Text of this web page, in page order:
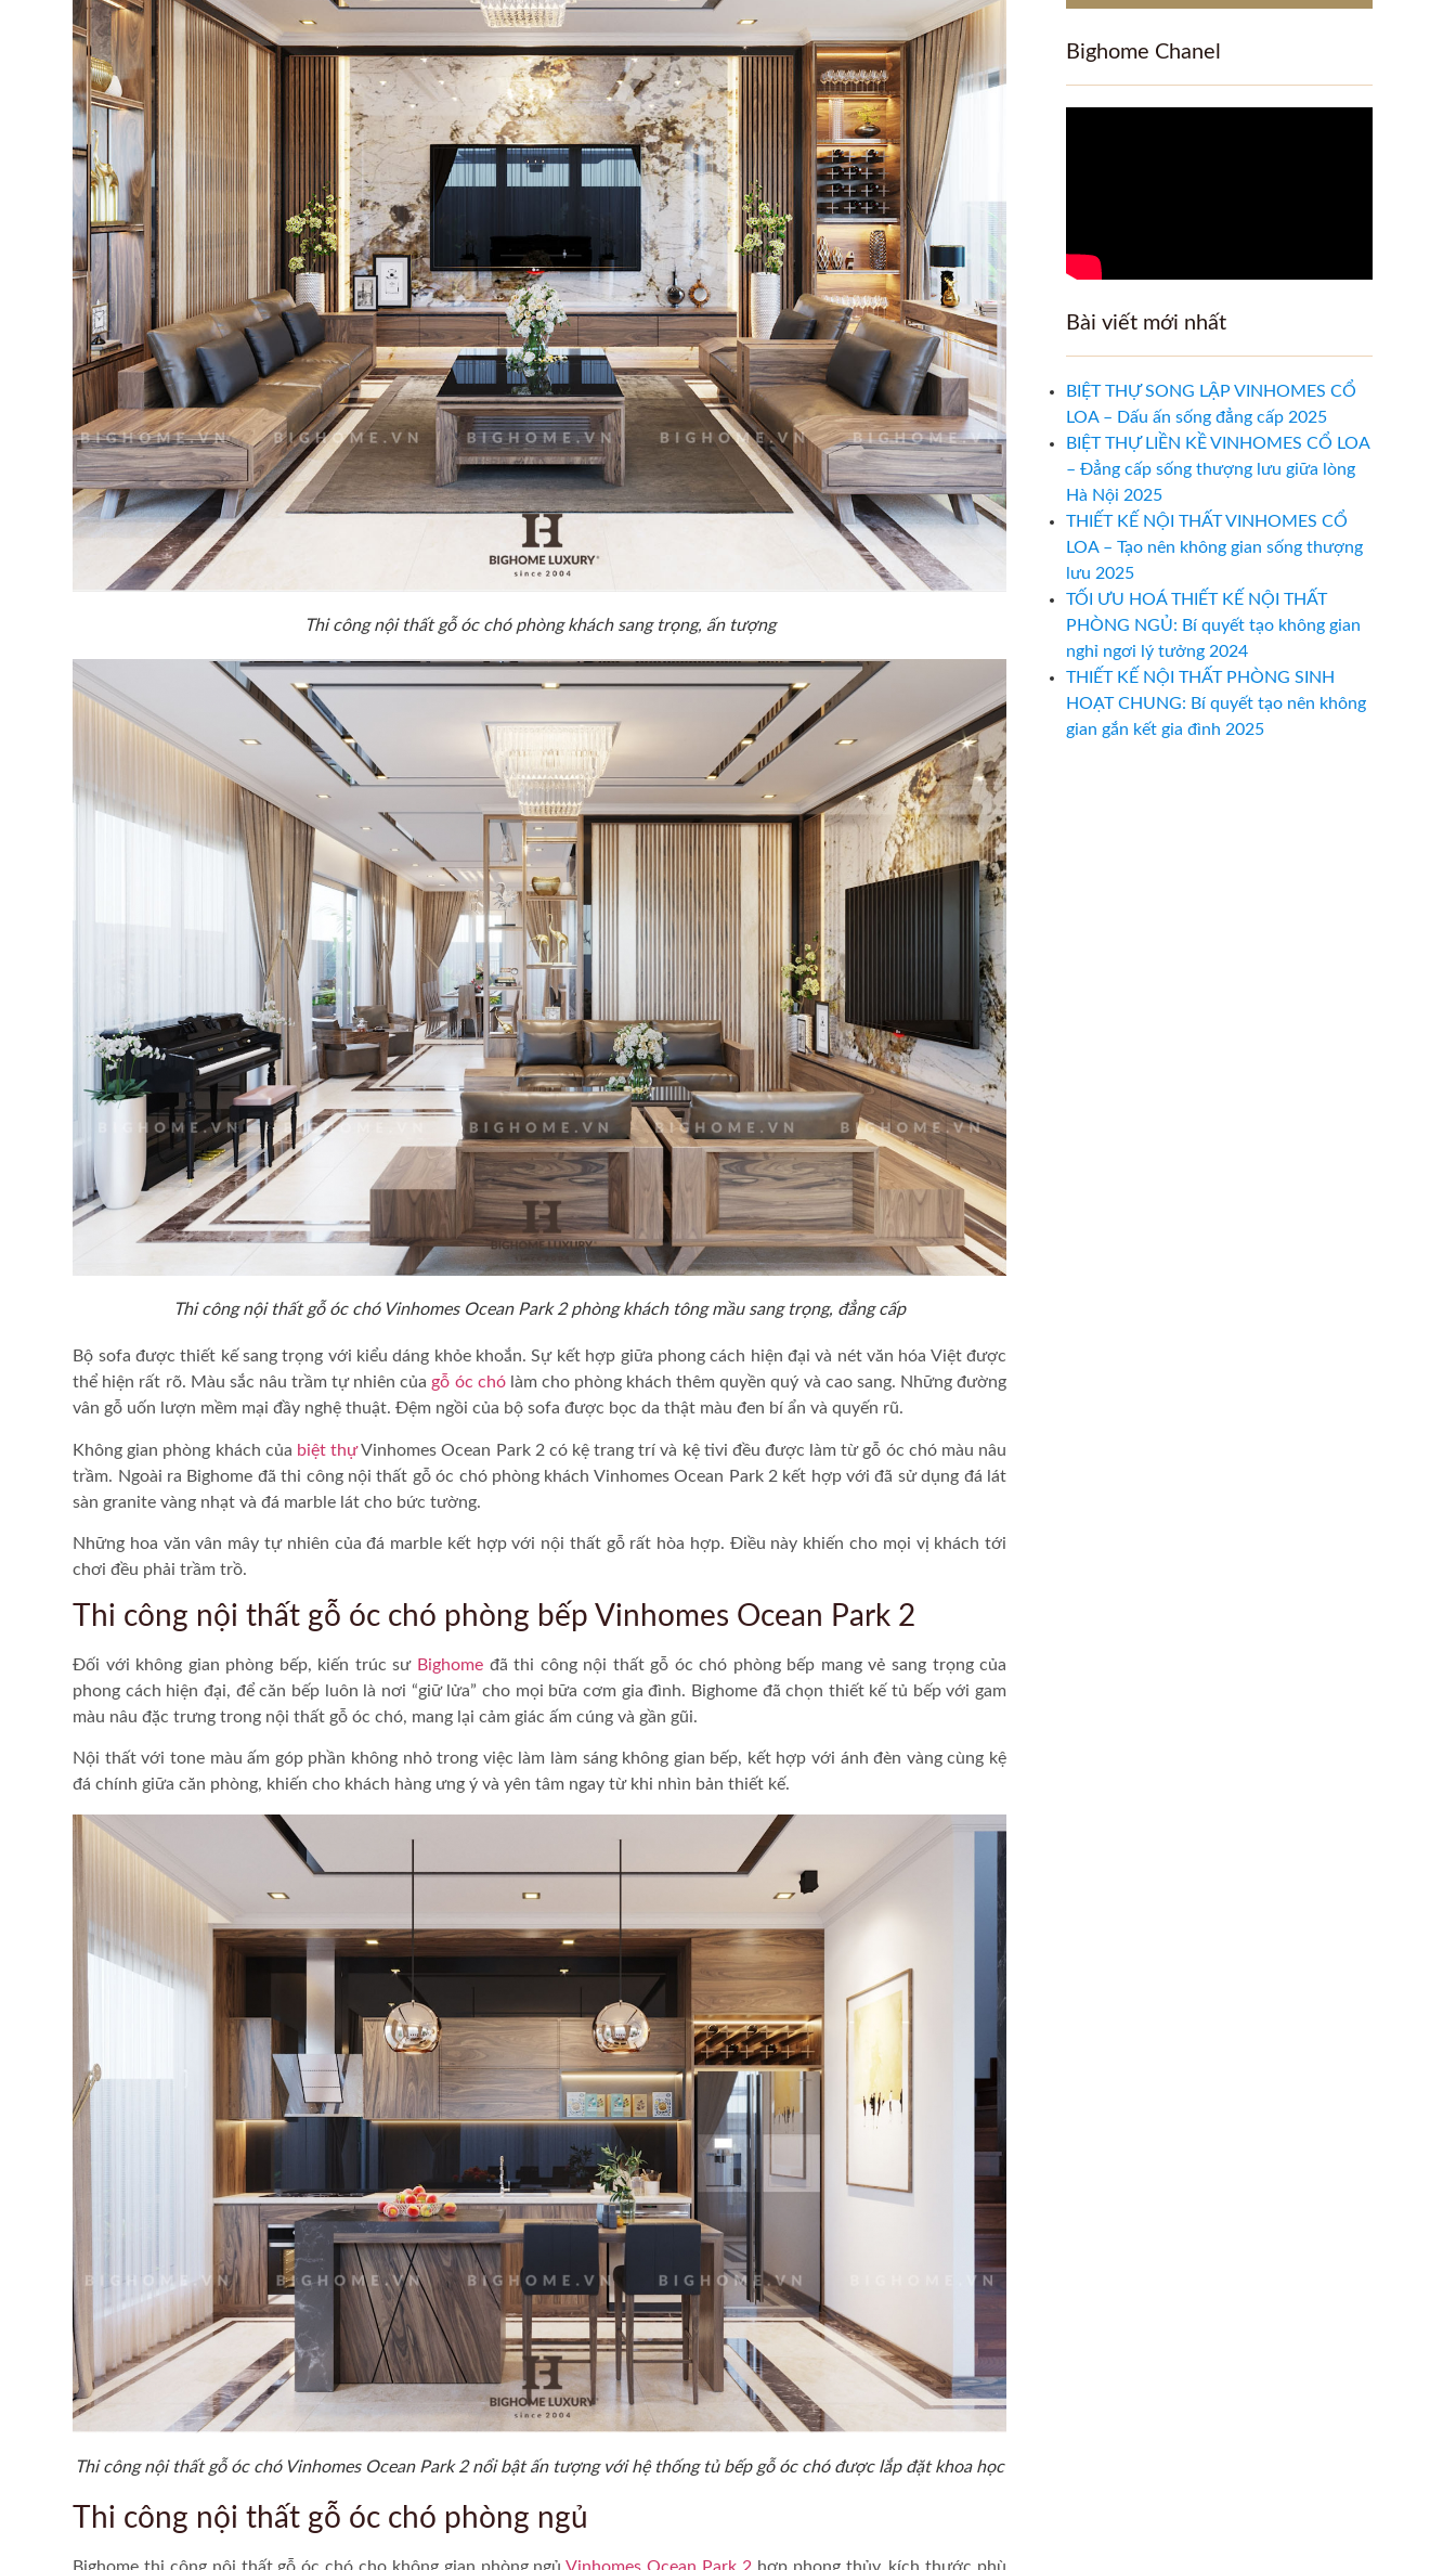
Thi công nội thất gỗ óc chó phòng khách sang trọng, ấn tượng
Thi công nội thất gỗ óc chó Vinhomes Ocean Park 2 phòng khách tông mầu sang trọng, đẳng cấp
Bộ sofa được thiết kế sang trọng với kiểu dáng khỏe khoắn. Sự kết hợp giữa phong cách hiện đại và nét văn hóa Việt được
thể hiện rất rõ. Màu sắc nâu trầm tự nhiên củagỗ óc chólàm cho phòng khách thêm quyền quý và cao sang. Những đường
vân gỗ uốn lượn mềm mại đầy nghệ thuật. Đệm ngồi của bộ sofa được bọc da thật màu đen bí ẩn và quyến rũ.
Không gian phòng khách của biệt thựVinhomes Ocean Park 2 có kệ trang trí và kệ tivi đều được làm từ gỗ óc chó màu nâu
trầm. Ngoài ra Bighome đãthi công nội thất gỗ óc chóphòng khách Vinhomes Ocean Park 2 kết hợp với đã sử dụng đá lát
sàn granite vàng nhạt và đá marble lát cho bức tường.
Những hoa văn vân mây tự nhiên của đá marble kết hợp với nội thất gỗ rất hòa hợp. Điều này khiến cho mọi vị khách tới
chơi đều phải trầm trồ.
Thi công nội thất gỗ óc chó phòng bếp Vinhomes Ocean Park 2
Đối với không gian phòng bếp, kiến trúc sư Bighome đãthi công nội thất gỗ óc chó phòng bếp mang vẻ sang trọng của
phong cách hiện đại, để căn bếp luôn là nơi “giữ lửa” cho mọi bữa cơm gia đình. Bighome đã chọn thiết kế tủ bếp với gam
màu nâu đặc trưng trong nội thất gỗ óc chó, mang lại cảm giác ấm cúng và gần gũi.
Nội thất với tone màu ấm góp phần không nhỏ trong việc làm làm sáng không gian bếp, kết hợp với ánh đèn vàng cùng kệ
đá chính giữa căn phòng, khiến cho khách hàng ưng ý và yên tâm ngay từ khi nhìn bản thiết kế.
Thi công nội thất gỗ óc chó Vinhomes Ocean Park 2 nổi bật ấn tượng với hệ thống tủ bếp gỗ óc chó được lắp đặt khoa học
Thi công nội thất gỗ óc chó phòng ngủ
Bighome Chanel
Bài viết mới nhất
BIỆT THỰ SONG LẬP VINHOMES CỔ
LOA – Dấu ấn sống đẳng cấp 2025
BIỆT THỰ LIỀN KỀ VINHOMES CỔ LOA
– Đẳng cấp sống thượng lưu giữa lòng
Hà Nội 2025
THIẾT KẾ NỘI THẤT VINHOMES CỔ
LOA – Tạo nên không gian sống thượng
lưu 2025
TỐI ƯU HOÁ THIẾT KẾ NỘI THẤT
PHÒNG NGỦ: Bí quyết tạo không gian
nghỉ ngơi lý tưởng 2024
THIẾT KẾ NỘI THẤT PHÒNG SINH
HOẠT CHUNG: Bí quyết tạo nên không
gian gắn kết gia đình 2025